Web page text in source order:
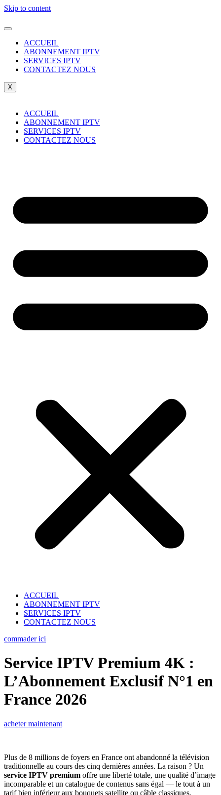
Skip to content
ACCUEIL
ABONNEMENT IPTV
SERVICES IPTV
CONTACTEZ NOUS
X
ACCUEIL
ABONNEMENT IPTV
SERVICES IPTV
CONTACTEZ NOUS
ACCUEIL
ABONNEMENT IPTV
SERVICES IPTV
CONTACTEZ NOUS
commader ici
Service IPTV Premium 4K :
L’Abonnement Exclusif N°1 en
France 2026
acheter maintenant
Plus de 8 millions de foyers en France ont abandonné la télévision
traditionnelle au cours des cinq dernières années. La raison ? Un
service IPTV premium offre une liberté totale, une qualité d’image
incomparable et un catalogue de contenus sans égal — le tout à un
tarif bien inférieur aux bouquets satellite ou câble classiques.